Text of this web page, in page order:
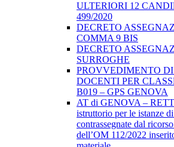
ULTERIORI 12
499/2020
DECRETO
COMMA 9 BIS
DECRETO
SURROGHE
PROVVEDIMENTO
DOCENTI PER
B019 – GPS GENOVA
AT di GENOVA –
istruttorio per le istanze
contrassegnate dal
dell’OM 112/2022